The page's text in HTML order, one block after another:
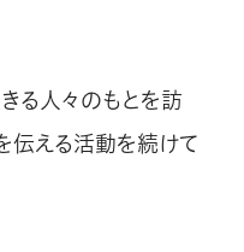
る人々のもとを訪
伝える活動を続けて